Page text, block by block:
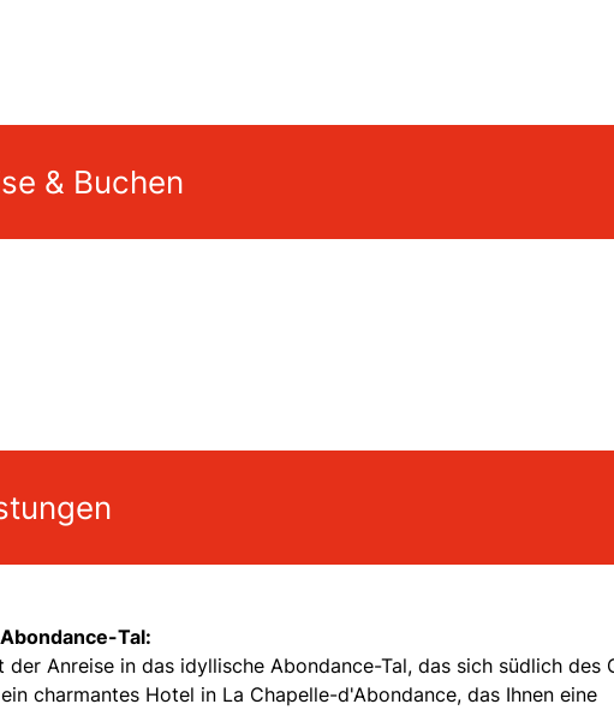
& Buchen
Tal:
der Anreise in das idyllische Abondance-Tal, das sich südlich des
charmantes Hotel in La Chapelle-d'Abondance, das Ihnen eine